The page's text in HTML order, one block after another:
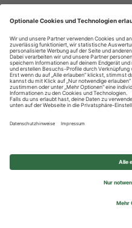
© 2026 REWE